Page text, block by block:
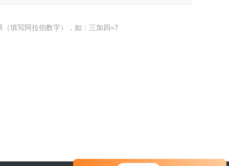
（填写阿拉伯数字），如：三加四=7